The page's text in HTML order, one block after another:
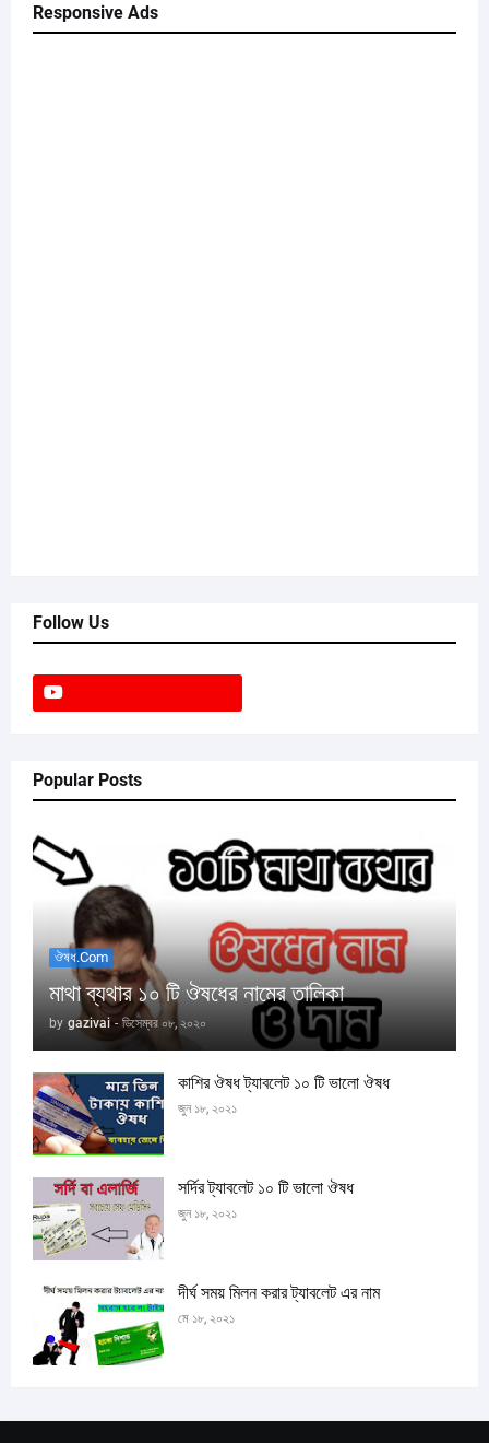
Responsive Ads
Follow Us
Popular Posts
ঔষধ.com
মাথা ব্যথার ১০ টি ঔষধের নামের তালিকা
by gazivai - ডিসেম্বর ০৮, ২০২০
কাশির ঔষধ ট্যাবলেট ১০ টি ভালো ঔষধ
জুন ১৮, ২০২১
সর্দির ট্যাবলেট ১০ টি ভালো ঔষধ
জুন ১৮, ২০২১
দীর্ঘ সময় মিলন করার ট্যাবলেট এর নাম
মে ১৮, ২০২১